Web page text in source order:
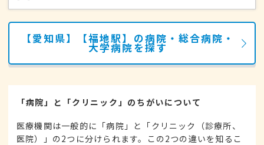
【愛知県】【福地駅】の病院・総合病院・
大学病院を探す
「病院」と「クリニック」のちがいについて
医療機関は一般的に「病院」と「クリニック（診療所、
医院）」の2つに分けられます。この2つの違いを知るこ